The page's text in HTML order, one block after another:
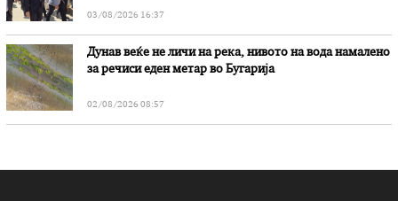
03/08/2026 16:37
Дунав веќе не личи на река, нивото на вода намалено
за речиси еден метар во Бугарија
02/08/2026 08:57